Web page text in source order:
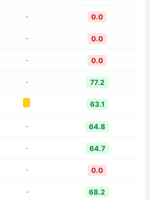
- 0.0
- 0.0
- 0.0
- 77.2
63.1
- 64.8
- 64.7
- 0.0
- 68.2